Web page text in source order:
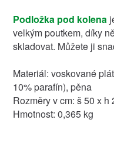
Podložka pod kolena
velkým poutkem, díky
skladovat. Můžete ji
Materiál: voskované
10% parafín), pěna
Rozměry v cm: š 50 x h
Hmotnost: 0,365 kg